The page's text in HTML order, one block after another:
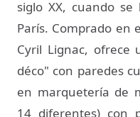
siglo XX, cuando
París. Comprado en
Cyril Lignac, ofrece
déco" con paredes
en marquetería de
14 diferentes) con